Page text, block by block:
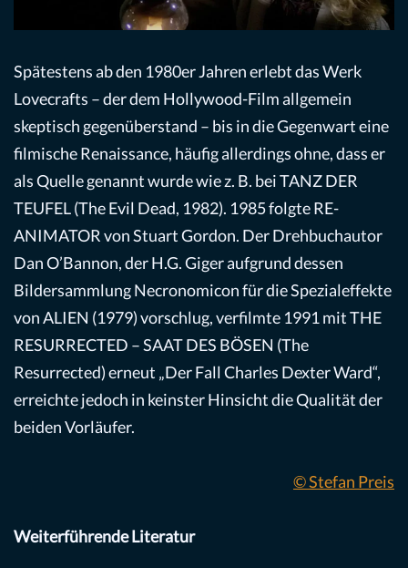
Spätestens ab den 1980er Jahren erlebt das Werk
Lovecrafts – der dem Hollywood-Film allgemein
skeptisch gegenüberstand – bis in die Gegenwart eine
filmische Renaissance, häufig allerdings ohne, dass er
als Quelle genannt wurde wie z. B. bei TANZ DER
TEUFEL (The Evil Dead, 1982). 1985 folgte RE-
ANIMATOR von Stuart Gordon. Der Drehbuchautor
Dan O’Bannon, der H.G. Giger aufgrund dessen
Bildersammlung Necronomicon für die Spezialeffekte
von ALIEN (1979) vorschlug, verfilmte 1991 mit THE
RESURRECTED – SAAT DES BÖSEN (The
Resurrected) erneut „Der Fall Charles Dexter Ward“,
erreichte jedoch in keinster Hinsicht die Qualität der
beiden Vorläufer.
© Stefan Preis
Weiterführende Literatur